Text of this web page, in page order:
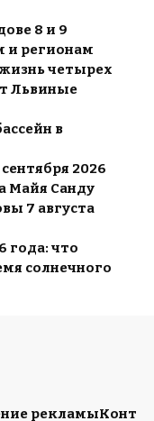
8 и 9
и регионам
четырех
Львиные
в
2026
Майя Санду
7 августа
года: что
солнечного
рекламы